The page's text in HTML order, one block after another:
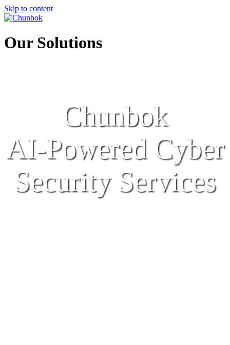
Skip to content
Our Solutions
Chunbok
AI-Powered Cyber
Security Services